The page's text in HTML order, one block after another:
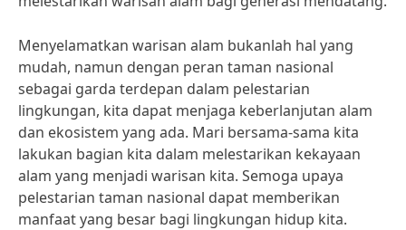
Menyelamatkan warisan alam bukanlah hal yang
mudah, namun dengan peran taman nasional
sebagai garda terdepan dalam pelestarian
lingkungan, kita dapat menjaga keberlanjutan alam
dan ekosistem yang ada. Mari bersama-sama kita
lakukan bagian kita dalam melestarikan kekayaan
alam yang menjadi warisan kita. Semoga upaya
pelestarian taman nasional dapat memberikan
manfaat yang besar bagi lingkungan hidup kita.